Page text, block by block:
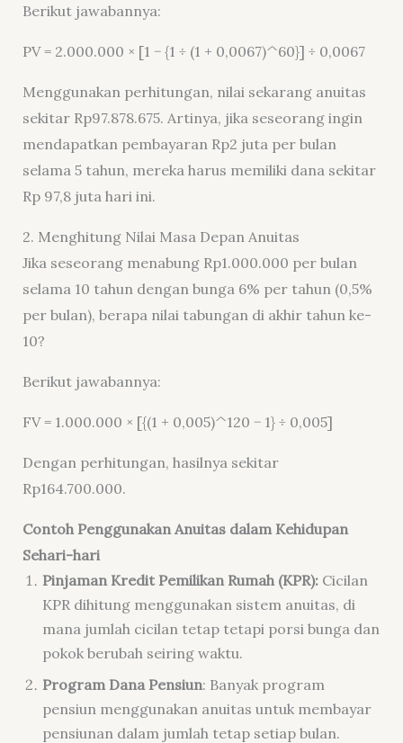
Berikut jawabannya:
PV = 2.000.000 × [1 − {1 ÷ (1 + 0,0067)^60}] ÷ 0,0067
Menggunakan perhitungan, nilai sekarang anuitas
sekitar Rp97.878.675. Artinya, jika seseorang ingin
mendapatkan pembayaran Rp2 juta per bulan
selama 5 tahun, mereka harus memiliki dana sekitar
Rp 97,8 juta hari ini.
2. Menghitung Nilai Masa Depan Anuitas
Jika seseorang menabung Rp1.000.000 per bulan
selama 10 tahun dengan bunga 6% per tahun (0,5%
per bulan), berapa nilai tabungan di akhir tahun ke-
10?
Berikut jawabannya:
FV = 1.000.000 × [{(1 + 0,005)^120 − 1} ÷ 0,005]
Dengan perhitungan, hasilnya sekitar
Rp164.700.000.
Contoh Penggunakan Anuitas dalam Kehidupan
Sehari-hari
Pinjaman Kredit Pemilikan Rumah (KPR):Cicilan
KPR dihitung menggunakan sistem anuitas, di
mana jumlah cicilan tetap tetapi porsi bunga dan
pokok berubah seiring waktu.
Program Dana Pensiun: Banyak program
pensiun menggunakan anuitas untuk membayar
pensiunan dalam jumlah tetap setiap bulan.